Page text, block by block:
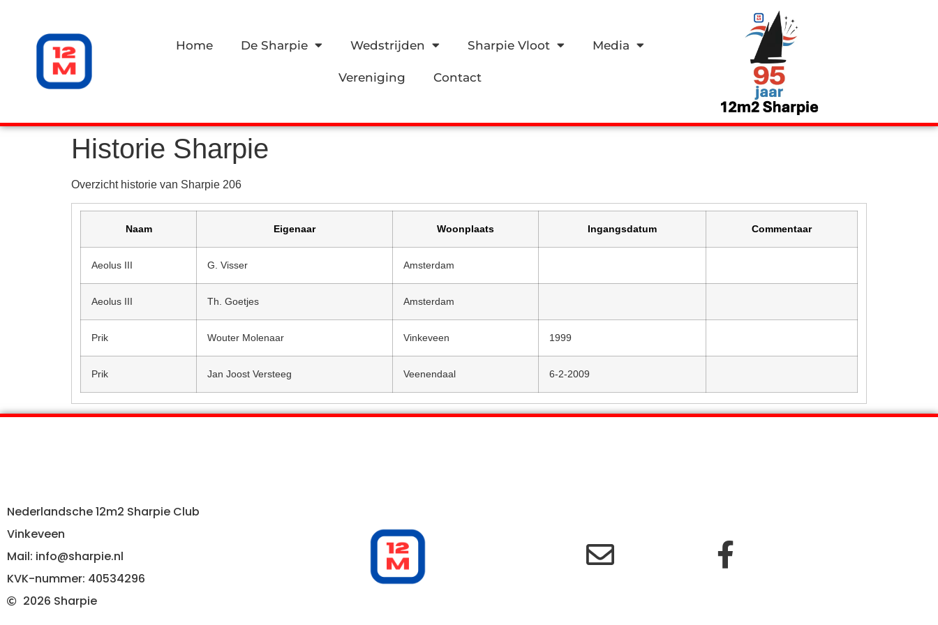
Home De Sharpie Wedstrijden Sharpie Vloot Media
Vereniging Contact
Historie Sharpie
Overzicht historie van Sharpie 206
Naam Eigenaar Woonplaats Ingangsdatum Commentaar
Aeolus III G. Visser Amsterdam
Aeolus III Th. Goetjes Amsterdam
Prik Wouter Molenaar Vinkeveen 1999
Prik Jan Joost Versteeg Veenendaal 6-2-2009
Nederlandsche 12m2 Sharpie Club
Vinkeveen
Mail: info@sharpie.nl
KVK-nummer: 40534296
2026 Sharpie